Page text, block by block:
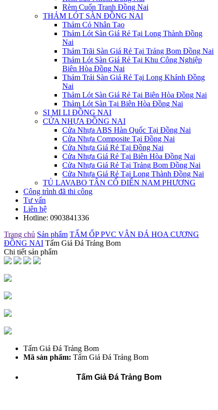
Rèm Cuốn Tranh Đồng Nai
THẢM LÓT SÀN ĐỒNG NAI
Thảm Cỏ Nhân Tạo
Thảm Lót Sàn Giá Rẻ Tại Long Thành Đồng
Nai
Thảm Trãi Sàn Giá Rẻ Tại Trảng Bom Đồng Nai
Thảm Lót Sàn Giá Rẻ Tại Khu Công Nghiệp
Biên Hòa Đồng Nai
Thảm Trải Sàn Giá Rẻ Tại Long Khánh Đồng
Nai
Thảm Lót Sàn Giá Rẻ Tại Biên Hòa Đồng Nai
Thảm Lót Sàn Tại Biên Hòa Đồng Nai
SI MI LI ĐỒNG NAI
CỬA NHỰA ĐỒNG NAI
Cửa Nhựa ABS Hàn Quốc Tại Đồng Nai
Cửa Nhựa Composite Tại Đồng Nai
Cửa Nhựa Giá Rẻ Tại Đồng Nai
Cửa Nhựa Giá Rẻ Tại Biên Hòa Đồng Nai
Cửa Nhựa Giá Rẻ Tại Trảng Bom Đồng Nai
Cửa Nhựa Giá Rẻ Tại Long Thành Đồng Nai
TỦ LAVABO TÂN CỔ ĐIỂN NAM PHƯƠNG
Công trình đã thi công
Tư vấn
Liên hệ
Hotline: 0903841336
Trang chủ Sản phẩm TẤM ỐP PVC VÂN ĐÁ HOA CƯƠNG
ĐỒNG NAI Tấm Giả Đá Trảng Bom
Chi tiết sản phẩm
Tấm Giả Đá Trảng Bom
Mã sản phẩm: Tấm Giả Đá Trảng Bom
Tấm Giả Đá Trảng Bom